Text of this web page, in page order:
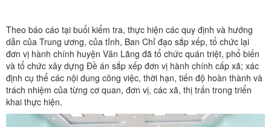
Theo báo cáo tại buổi kiểm tra, thực hiện các quy định và hướng
dẫn của Trung ương, của tỉnh, Ban Chỉ đạo sắp xếp, tổ chức lại
đơn vị hành chính huyện Văn Lãng đã tổ chức quán triệt, phổ biến
và tổ chức xây dựng Đề án sắp xếp đơn vị hành chính cấp xã; xác
định cụ thể các nội dung công việc, thời hạn, tiến độ hoàn thành và
trách nhiệm của từng cơ quan, đơn vị, các xã, thị trấn trong triển
khai thực hiện.